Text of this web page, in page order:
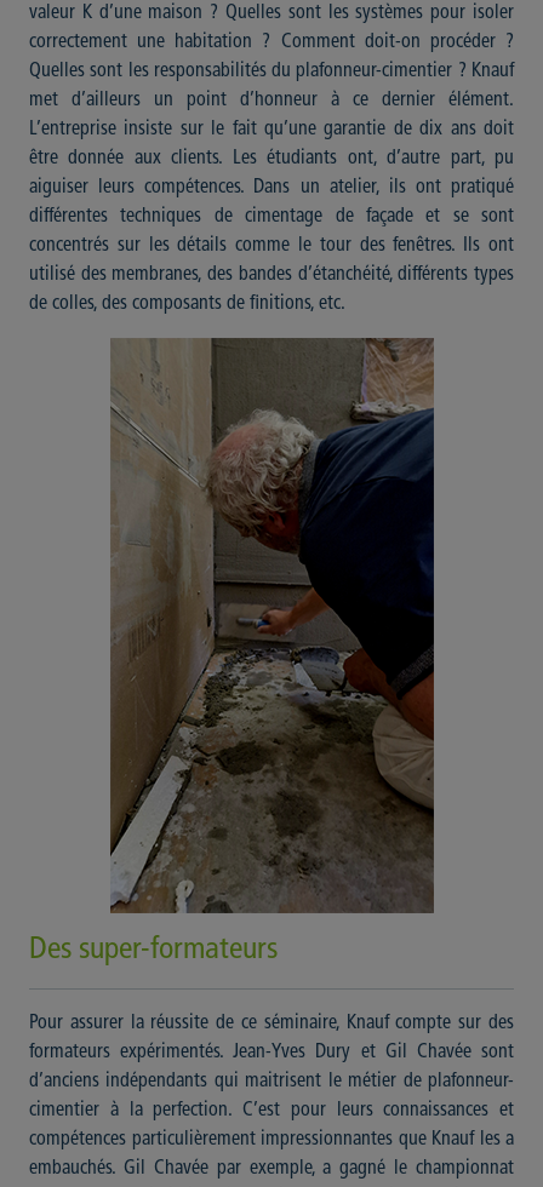
valeur K d’une maison ? Quelles sont les systèmes pour isoler
correctement une habitation ? Comment doit-on procéder ?
Quelles sont les responsabilités du plafonneur-cimentier ? Knauf
met d’ailleurs un point d’honneur à ce dernier élément.
L’entreprise insiste sur le fait qu’une garantie de dix ans doit
être donnée aux clients. Les étudiants ont, d’autre part, pu
aiguiser leurs compétences. Dans un atelier, ils ont pratiqué
différentes techniques de cimentage de façade et se sont
concentrés sur les détails comme le tour des fenêtres. Ils ont
utilisé des membranes, des bandes d’étanchéité, différents types
de colles, des composants de finitions, etc.
Des super-formateurs
Pour assurer la réussite de ce séminaire, Knauf compte sur des
formateurs expérimentés. Jean-Yves Dury et Gil Chavée sont
d’anciens indépendants qui maitrisent le métier de plafonneur-
cimentier à la perfection. C’est pour leurs connaissances et
compétences particulièrement impressionnantes que Knauf les a
embauchés. Gil Chavée par exemple, a gagné le championnat